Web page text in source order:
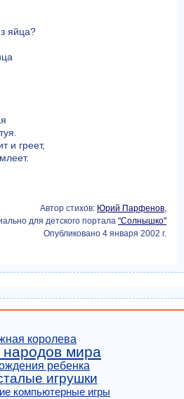
яйца?
и греет,
Автор стихов: Юрий Парфенов,
для детского портала "Солнышко"
Опубликовано 4 января 2002 г.
королева
народов мира
ребенка
игрушки
компьютерные игры